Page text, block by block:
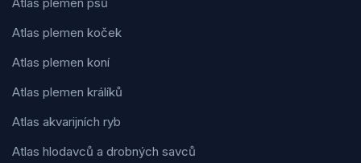
Atlas plemen koček
Atlas plemen koní
Atlas plemen králíků
Atlas akvarijních ryb
Atlas hlodavců a drobných savců